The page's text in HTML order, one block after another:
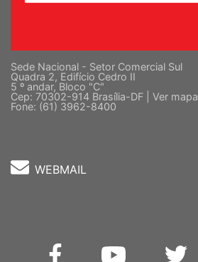
Sede Nacional - Setor Comercial Sul
Quadra 2, Edifício Cedro II
5 º andar, Bloco "C"
Cep: 70302-914 Brasília-DF | Ver mapa
Fone: (61) 3962-8400
WEBMAIL